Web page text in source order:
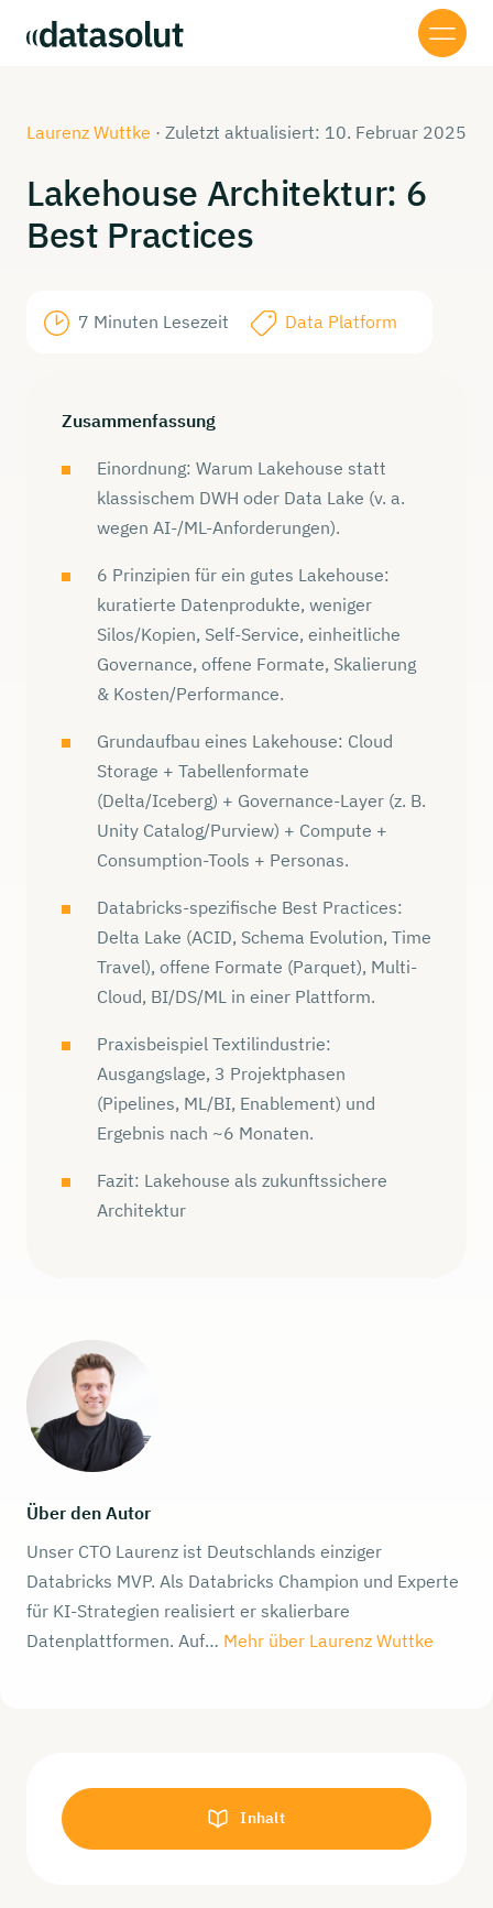
Laurenz Wuttke · Zuletzt aktualisiert: 10. Februar 2025
Lakehouse Architektur: 6
Best Practices
7 Minuten Lesezeit Data Platform
Zusammenfassung
Einordnung: Warum Lakehouse statt
klassischem DWH oder Data Lake (v. a.
wegen AI-/ML-Anforderungen).
6 Prinzipien für ein gutes Lakehouse:
kuratierte Datenprodukte, weniger
Silos/Kopien, Self-Service, einheitliche
Governance, offene Formate, Skalierung
& Kosten/Performance.
Grundaufbau eines Lakehouse: Cloud
Storage + Tabellenformate
(Delta/Iceberg) + Governance-Layer (z. B.
Unity Catalog/Purview) + Compute +
Consumption-Tools + Personas.
Databricks-spezifische Best Practices:
Delta Lake (ACID, Schema Evolution, Time
Travel), offene Formate (Parquet), Multi-
Cloud, BI/DS/ML in einer Plattform.
Praxisbeispiel Textilindustrie:
Ausgangslage, 3 Projektphasen
(Pipelines, ML/BI, Enablement) und
Ergebnis nach ~6 Monaten.
Fazit: Lakehouse als zukunftssichere
Architektur
Über den Autor
Unser CTO Laurenz ist Deutschlands einziger
Databricks MVP. Als Databricks Champion und Experte
für KI-Strategien realisiert er skalierbare
Datenplattformen. Auf… Mehr über Laurenz Wuttke
Inhalt